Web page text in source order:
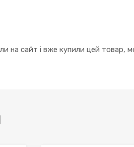
на сайт і вже купили цей товар,